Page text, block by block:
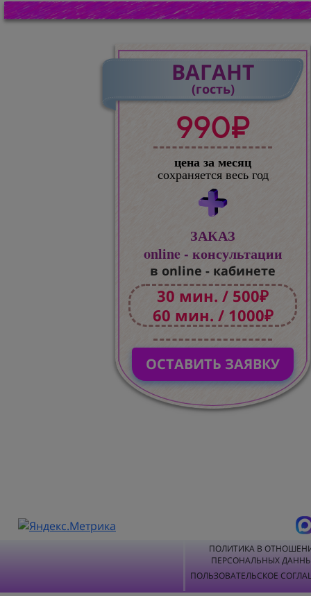
ВАГАНТ
(гость)
990₽
цена за месяц
сохраняется весь год
ЗАКАЗ
online - консультации
в online - кабинете
30 мин. / 500₽
60 мин. / 1000₽
ОСТАВИТЬ ЗАЯВКУ
ПОЛИТИКА В
ПЕРСОНАЛЬНЫХ
ПОЛЬЗОВАТЕЛЬСКОЕ